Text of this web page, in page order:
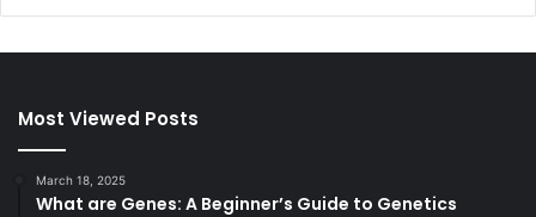
Most Viewed Posts
March 18, 2025
What are Genes: A Beginner’s Guide to Genetics